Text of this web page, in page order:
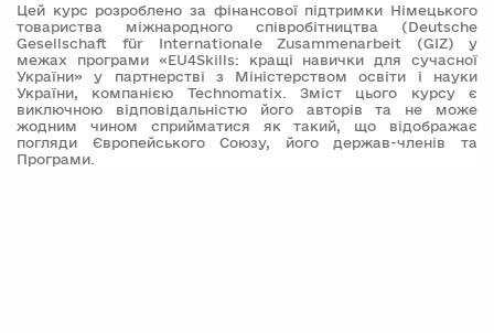
Цей курс розроблено за фінансової підтримки Німецького
товариства міжнародного співробітництва (Deutsche
Gesellschaft für Internationale Zusammenarbeit (GIZ) у
межах програми «EU4Skills: кращі навички для сучасної
України» у партнерстві з Міністерством освіти і науки
України, компанією Technomatix. Зміст цього курсу є
виключною відповідальністю його авторів та не може
жодним чином сприйматися як такий, що відображає
погляди Європейського Союзу, його держав-членів та
Програми.